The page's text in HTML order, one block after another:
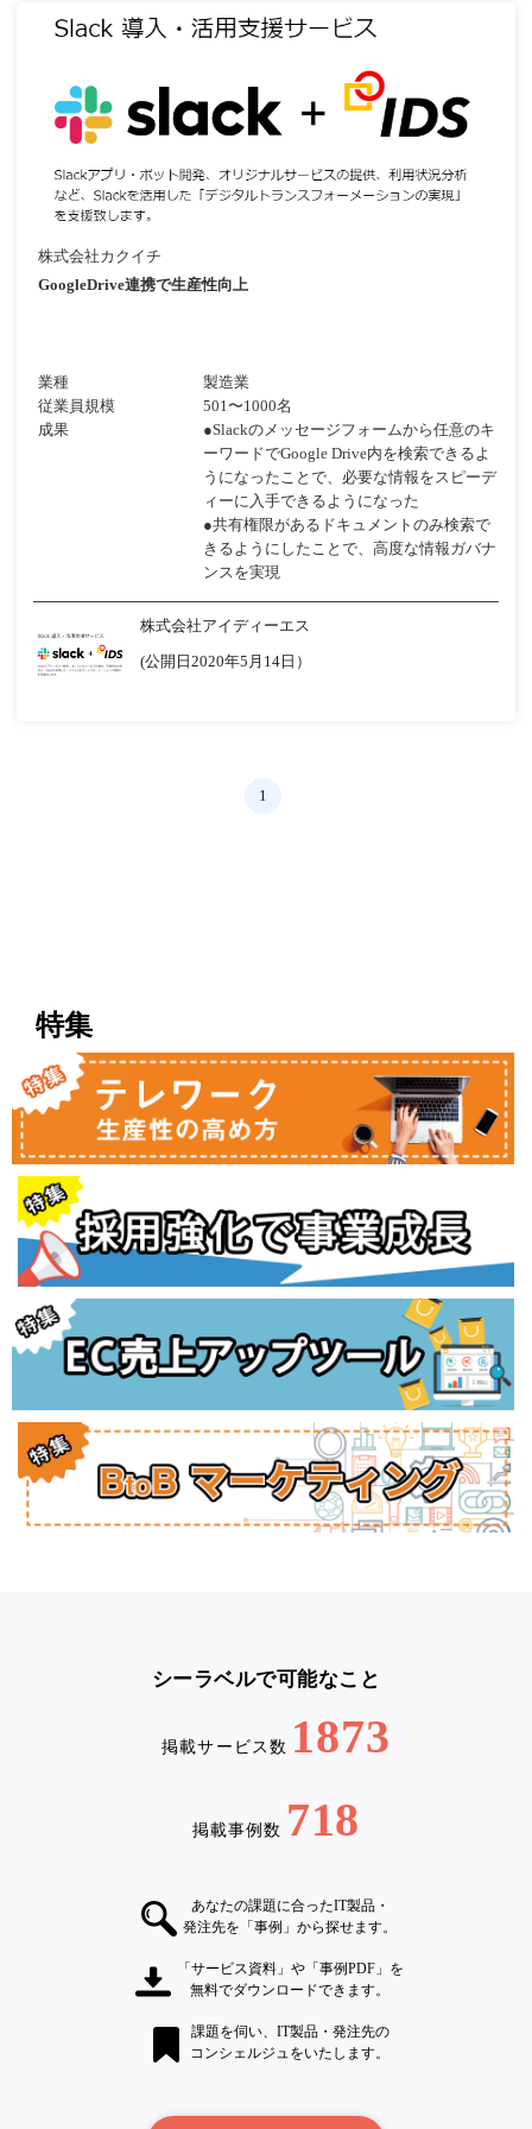
株式会社カクイチ
GoogleDrive連携で生産性向上
業種
製造業
従業員規模
501〜1000名
成果
●Slackのメッセージフォームから任意のキ
ーワードでGoogle Drive内を検索できるよ
うになったことで、必要な情報をスピーデ
ィーに入手できるようになった
●共有権限があるドキュメントのみ検索で
きるようにしたことで、高度な情報ガバナ
ンスを実現
株式会社アイディーエス
(公開日2020年5月14日）
1
特集
シーラベルで可能なこと
掲載サービス数 1873
掲載事例数 718
あなたの課題に合ったIT製品・
発注先を「事例」から探せます。
「サービス資料」や「事例PDF」を
無料でダウンロードできます。
課題を伺い、IT製品・発注先の
コンシェルジュをいたします。